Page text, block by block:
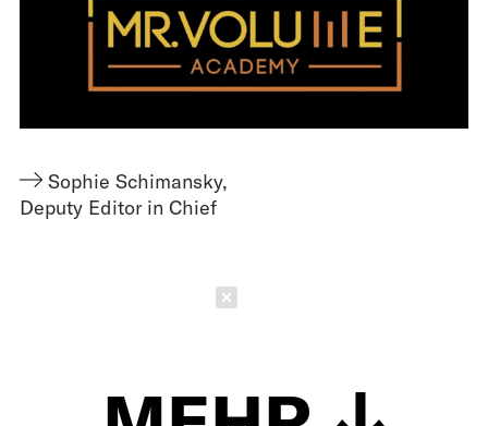
Sophie Schimansky,
Deputy Editor in Chief